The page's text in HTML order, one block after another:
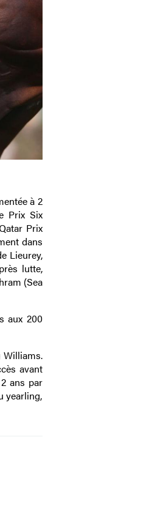
à 2
Prix Six
Prix
dans
Lieurey,
lutte,
(Sea
aux 200
Williams.
avant
ans par
yearling,